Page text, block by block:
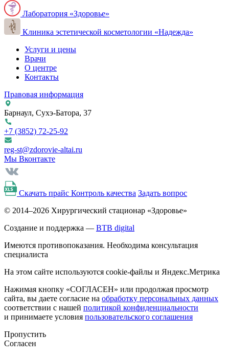
Лаборатория «Здоровье»
Клиника эстетической косметологии «Надежда»
Услуги и цены
Врачи
О центре
Контакты
Правовая информация
Барнаул, Сухэ-Батора, 37
+7 (3852) 72-25-92
reg-st@zdorovie-altai.ru
Мы Вконтакте
Скачать прайс Контроль качества Задать вопрос
© 2014–2026 Хирургический стационар «Здоровье»
Создание и поддержка — BTB digital
Имеются противопоказания. Необходима консультация
специалиста
На этом сайте используются cookie-файлы и Яндекс.Метрика
Нажимая кнопку «СОГЛАСЕН» или продолжая просмотр
сайта, вы даете согласие на обработку персональных данных
соответствии с нашей политикой конфиденциальности
и принимаете условия пользовательского соглашения
Пропустить
Согласен